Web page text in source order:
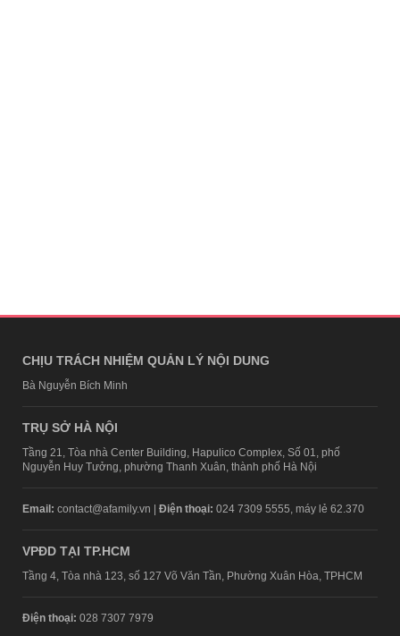
CHỊU TRÁCH NHIỆM QUẢN LÝ NỘI DUNG
Bà Nguyễn Bích Minh
TRỤ SỞ HÀ NỘI
Tầng 21, Tòa nhà Center Building, Hapulico Complex, Số 01, phố
Nguyễn Huy Tưởng, phường Thanh Xuân, thành phố Hà Nội
Email: contact@afamily.vn | Điện thoại: 024 7309 5555, máy lẻ 62.370
VPĐD TẠI TP.HCM
Tầng 4, Tòa nhà 123, số 127 Võ Văn Tần, Phường Xuân Hòa, TPHCM
Điện thoại: 028 7307 7979